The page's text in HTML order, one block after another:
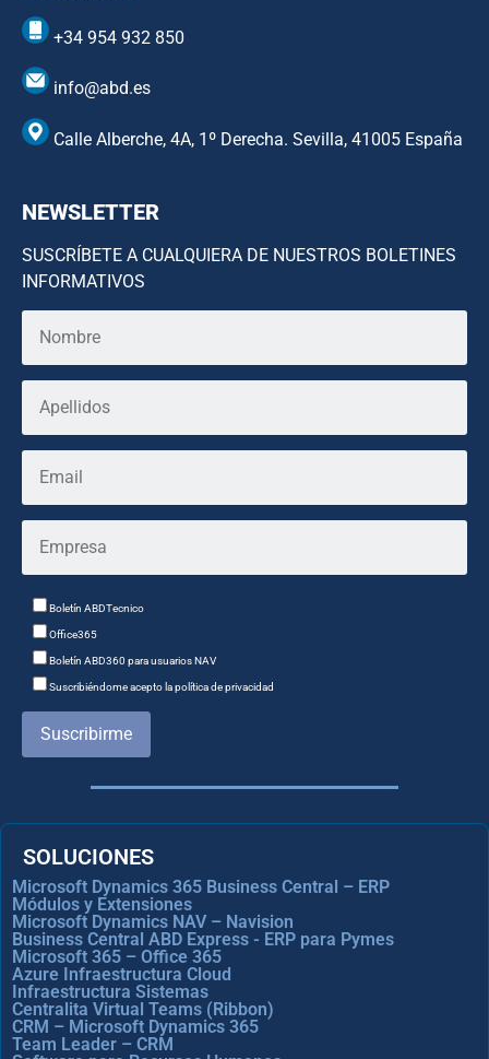
+34 954 932 850
info@abd.es
Calle Alberche, 4A, 1º Derecha. Sevilla, 41005 España
NEWSLETTER
SUSCRÍBETE A CUALQUIERA DE NUESTROS BOLETINES
INFORMATIVOS
Boletín ABDTecnico
Office365
Boletín ABD360 para usuarios NAV
Suscribiéndome acepto la política de privacidad
Suscribirme
SOLUCIONES
Microsoft Dynamics 365 Business Central – ERP
Módulos y Extensiones
Microsoft Dynamics NAV – Navision
Business Central ABD Express - ERP para Pymes
Microsoft 365 – Office 365
Azure Infraestructura Cloud
Infraestructura Sistemas
Centralita Virtual Teams (Ribbon)
CRM – Microsoft Dynamics 365
Team Leader – CRM